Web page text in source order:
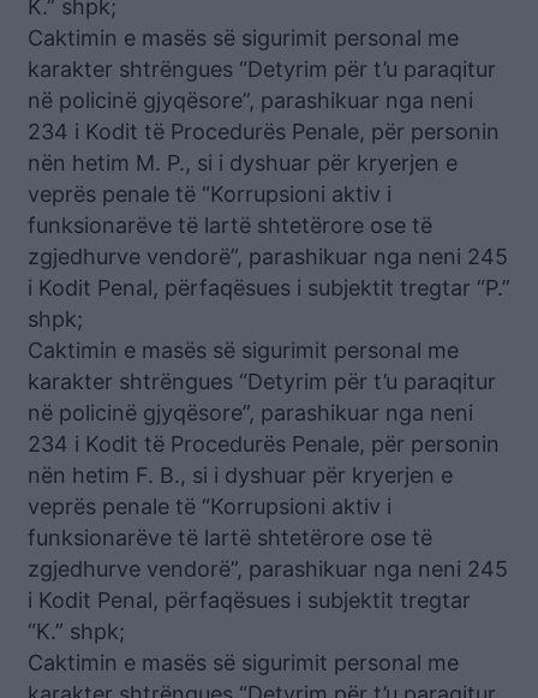
K.” shpk;
Caktimin e masës së sigurimit personal me
karakter shtrëngues “Detyrim për t’u paraqitur
në policinë gjyqësore”, parashikuar nga neni
234 i Kodit të Procedurës Penale, për personin
nën hetim M. P., si i dyshuar për kryerjen e
veprës penale të “Korrupsioni aktiv i
funksionarëve të lartë shtetërore ose të
zgjedhurve vendorë”, parashikuar nga neni 245
i Kodit Penal, përfaqësues i subjektit tregtar “P.”
shpk;
Caktimin e masës së sigurimit personal me
karakter shtrëngues “Detyrim për t’u paraqitur
në policinë gjyqësore”, parashikuar nga neni
234 i Kodit të Procedurës Penale, për personin
nën hetim F. B., si i dyshuar për kryerjen e
veprës penale të “Korrupsioni aktiv i
funksionarëve të lartë shtetërore ose të
zgjedhurve vendorë”, parashikuar nga neni 245
i Kodit Penal, përfaqësues i subjektit tregtar
“K.” shpk;
Caktimin e masës së sigurimit personal me